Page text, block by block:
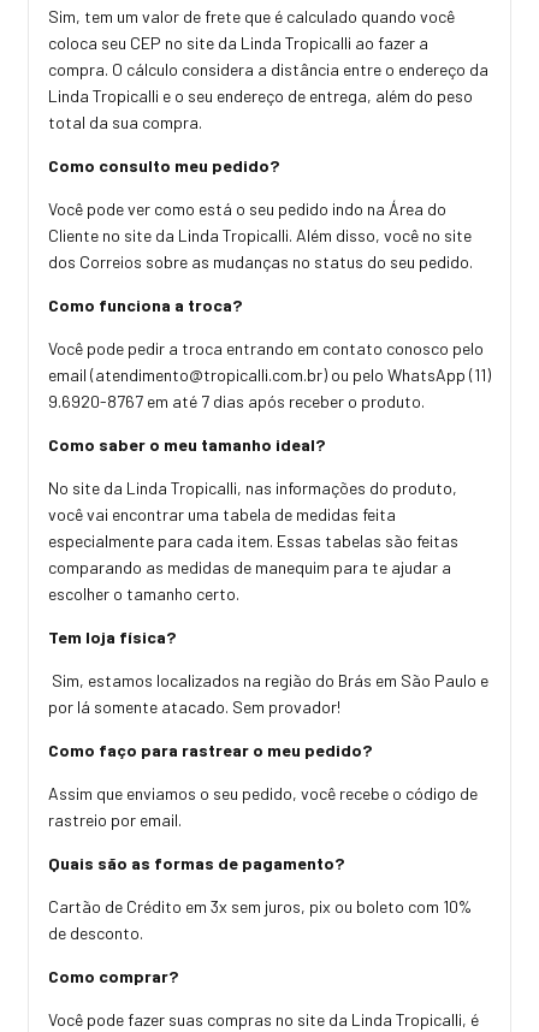
Sim, tem um valor de frete que é calculado quando você
coloca seu CEP no site da Linda Tropicalli ao fazer a
compra. O cálculo considera a distância entre o endereço da
Linda Tropicalli e o seu endereço de entrega, além do peso
total da sua compra.
Como consulto meu pedido?
Você pode ver como está o seu pedido indo na Área do
Cliente no site da Linda Tropicalli. Além disso, você no site
dos Correios sobre as mudanças no status do seu pedido.
Como funciona a troca?
Você pode pedir a troca entrando em contato conosco pelo
email (atendimento@tropicalli.com.br) ou pelo WhatsApp (11)
9.6920-8767 em até 7 dias após receber o produto.
Como saber o meu tamanho ideal?
No site da Linda Tropicalli, nas informações do produto,
você vai encontrar uma tabela de medidas feita
especialmente para cada item. Essas tabelas são feitas
comparando as medidas de manequim para te ajudar a
escolher o tamanho certo.
Tem loja física?
Sim, estamos localizados na região do Brás em São Paulo e
por lá somente atacado. Sem provador!
Como faço para rastrear o meu pedido?
Assim que enviamos o seu pedido, você recebe o código de
rastreio por email.
Quais são as formas de pagamento?
Cartão de Crédito em 3x sem juros, pix ou boleto com 10%
de desconto.
Como comprar?
Você pode fazer suas compras no site da Linda Tropicalli, é